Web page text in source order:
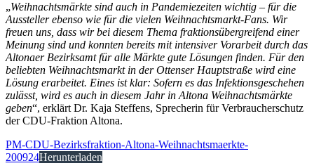
„Weihnachtsmärkte sind auch in Pandemiezeiten wichtig – für die
Aussteller ebenso wie für die vielen Weihnachtsmarkt-Fans. Wir
freuen uns, dass wir bei diesem Thema fraktionsübergreifend einer
Meinung sind und konnten bereits mit intensiver Vorarbeit durch das
Altonaer Bezirksamt für alle Märkte gute Lösungen finden. Für den
beliebten Weihnachtsmarkt in der Ottenser Hauptstraße wird eine
Lösung erarbeitet. Eines ist klar: Sofern es das Infektionsgeschehen
zulässt, wird es auch in diesem Jahr in Altona Weihnachtsmärkte
geben“, erklärtDr. Kaja Steffens, Sprecherin für Verbraucherschutz
der CDU-Fraktion Altona.
PM-CDU-Bezirksfraktion-Altona-Weihnachtsmaerkte-
200924Herunterladen